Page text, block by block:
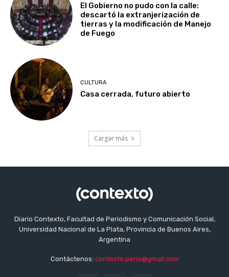
El Gobierno no pudo con la calle:
descartó la extranjerización de
tierras y la modificación de Manejo
de Fuego
CULTURA
Casa cerrada, futuro abierto
Cargar más
Diario Contexto, Facultad de Periodismo y Comunicación Social,
Universidad Nacional de La Plata, Provincia de Buenos Aires,
Argentina
Contáctenos: contexto.perio@gmail.com